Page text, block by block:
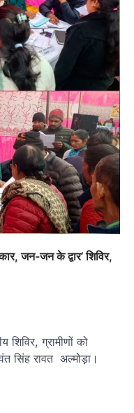
जन-जन के द्वार’ शिविर,
ग्रामीणों को
सिंह रावत अल्मोड़ा।